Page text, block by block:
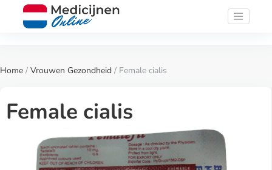
Home / Vrouwen Gezondheid / Female cialis
Female cialis